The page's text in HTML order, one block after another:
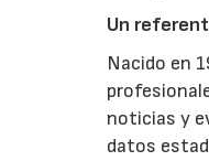
Un
Nacido en
noticias y
datos